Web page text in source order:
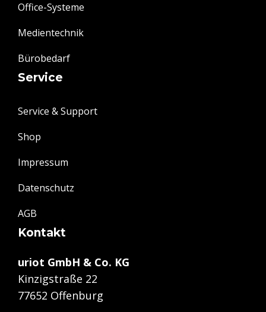
Office-Systeme
Medientechnik
Bürobedarf
Service
Service & Support
Shop
Impressum
Datenschutz
AGB
Kontakt
uriot GmbH & Co. KG
Kinzigstraße 22
77652 Offenburg